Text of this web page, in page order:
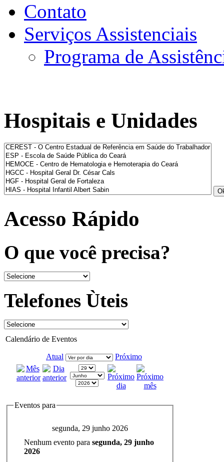
Contato
Serviços Assistenciais
Programa de
Hospitais e Unidades
Acesso Rápido
O que você precisa?
Telefones Ùteis
Calendário de Eventos
Atual Próximo
Eventos para
segunda, 29 junho 2026
Nenhum evento para segunda, 29 junho
2026